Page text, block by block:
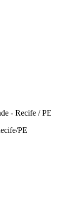
- Recife /PE
PE